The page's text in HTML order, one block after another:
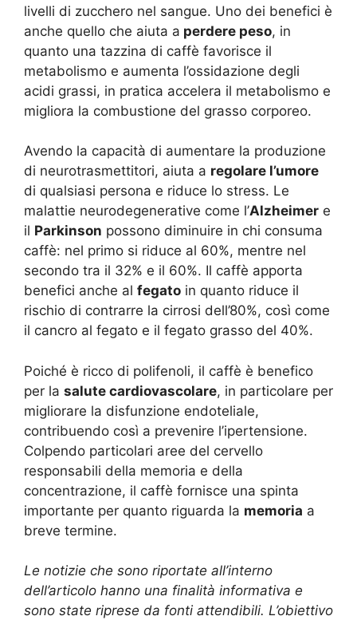
livelli di zucchero nel sangue. Uno dei benefici è
anche quello che aiuta a perdere peso, in
quanto una tazzina di caffè favorisce il
metabolismo e aumenta l’ossidazione degli
acidi grassi, in pratica accelera il metabolismo e
migliora la combustione del grasso corporeo.
Avendo la capacità di aumentare la produzione
di neurotrasmettitori, aiuta a regolare l’umore
di qualsiasi persona e riduce lo stress. Le
malattie neurodegenerative come l’Alzheimer e
il Parkinson possono diminuire in chi consuma
caffè: nel primo si riduce al 60%, mentre nel
secondo tra il 32% e il 60%. Il caffè apporta
benefici anche al fegato in quanto riduce il
rischio di contrarre la cirrosi dell’80%, così come
il cancro al fegato e il fegato grasso del 40%.
Poiché è ricco di polifenoli, il caffè è benefico
per la salute cardiovascolare, in particolare per
migliorare la disfunzione endoteliale,
contribuendo così a prevenire l’ipertensione.
Colpendo particolari aree del cervello
responsabili della memoria e della
concentrazione, il caffè fornisce una spinta
importante per quanto riguarda la memoria a
breve termine.
Le notizie che sono riportate all’interno
dell’articolo hanno una finalità informativa e
sono state riprese da fonti attendibili. L’obiettivo